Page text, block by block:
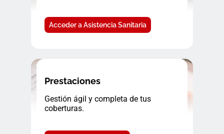
Acceder a Asistencia Sanitaria
Prestaciones
Gestión ágil y completa de tus
coberturas.